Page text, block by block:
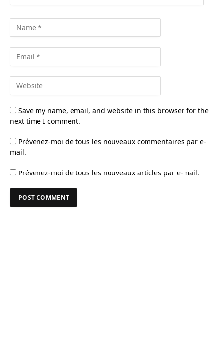
Save my name, email, and website in this browser for the
next time I comment.
Prévenez-moi de tous les nouveaux commentaires par e-
mail.
Prévenez-moi de tous les nouveaux articles par e-mail.